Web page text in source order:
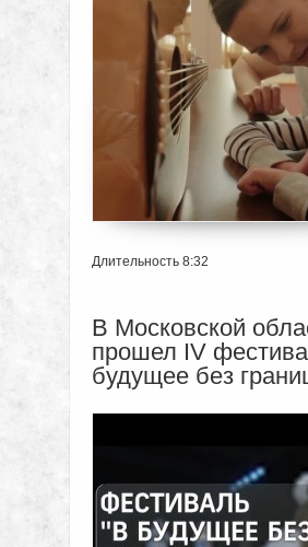
Длительность 8:32
В Московской
прошел IV
будущее без